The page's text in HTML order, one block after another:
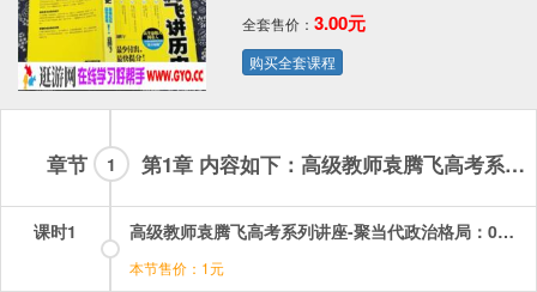
全套售价： 3.00元
购买全套课程
章节 第1章 内容如下：高级教师袁腾飞高考系列讲座聚当代政治格局视频课程全集-01集
1
课时1 高级教师袁腾飞高考系列讲座-聚当代政治格局：01.mp4
本节售价：1元